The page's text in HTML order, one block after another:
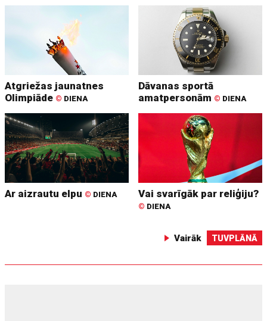
Atgriežas jaunatnes
Olimpiāde © DIENA
Dāvanas sportā
amatpersonām © DIENA
Ar aizrautu elpu © DIENA Vai svarīgāk par reliģiju?
© DIENA
Vairāk TUVPLĀNĀ